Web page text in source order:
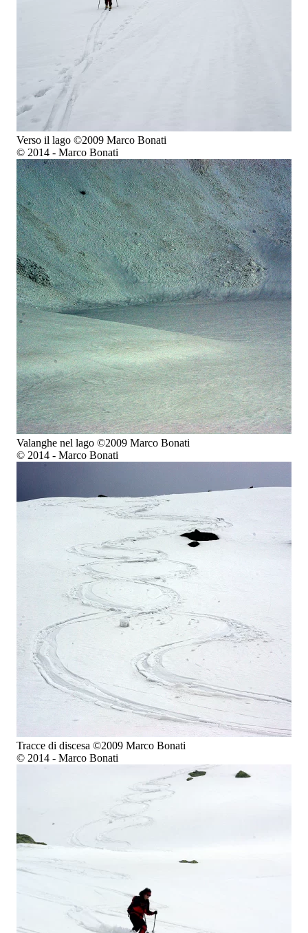
Verso il lago ©2009 Marco Bonati
© 2014 - Marco Bonati
Valanghe nel lago ©2009 Marco Bonati
© 2014 - Marco Bonati
Tracce di discesa ©2009 Marco Bonati
© 2014 - Marco Bonati